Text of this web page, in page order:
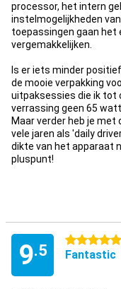
processor, het intern
instelmogelijkheden
toepassingen gaan het
vergemakkelijken.
Is er iets minder
de mooie verpakking
uitpaksessies die ik tot
verrassing geen 65
Maar verder heb je met
vele jaren als 'daily
dikte van het apparaat
pluspunt!
9.5
5 stars
Fantastic